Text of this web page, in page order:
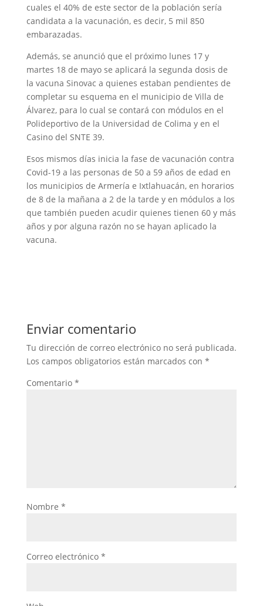
cuales el 40% de este sector de la población sería
candidata a la vacunación, es decir, 5 mil 850
embarazadas.
Además, se anunció que el próximo lunes 17 y
martes 18 de mayo se aplicará la segunda dosis de
la vacuna Sinovac a quienes estaban pendientes de
completar su esquema en el municipio de Villa de
Álvarez, para lo cual se contará con módulos en el
Polideportivo de la Universidad de Colima y en el
Casino del SNTE 39.
Esos mismos días inicia la fase de vacunación contra
Covid-19 a las personas de 50 a 59 años de edad en
los municipios de Armería e Ixtlahuacán, en horarios
de 8 de la mañana a 2 de la tarde y en módulos a los
que también pueden acudir quienes tienen 60 y más
años y por alguna razón no se hayan aplicado la
vacuna.
Enviar comentario
Tu dirección de correo electrónico no será publicada.
Los campos obligatorios están marcados con *
Comentario *
Nombre *
Correo electrónico *